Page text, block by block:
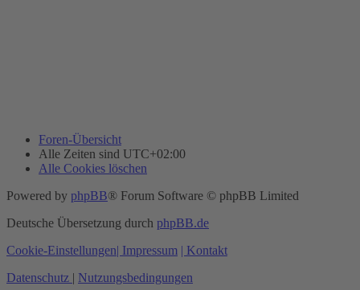
Foren-Übersicht
Alle Zeiten sind UTC+02:00
Alle Cookies löschen
Powered by phpBB® Forum Software © phpBB Limited
Deutsche Übersetzung durch phpBB.de
Cookie-Einstellungen| Impressum | Kontakt
Datenschutz | Nutzungsbedingungen